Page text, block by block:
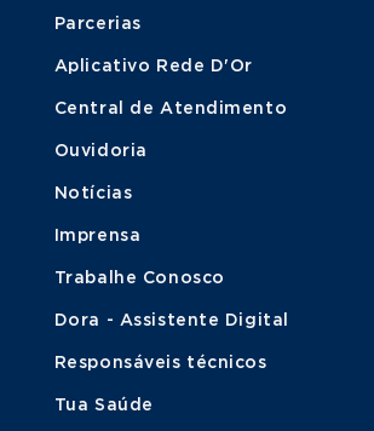
Parcerias
Aplicativo Rede D'Or
Central de Atendimento
Ouvidoria
Notícias
Imprensa
Trabalhe Conosco
Dora - Assistente Digital
Responsáveis técnicos
Tua Saúde